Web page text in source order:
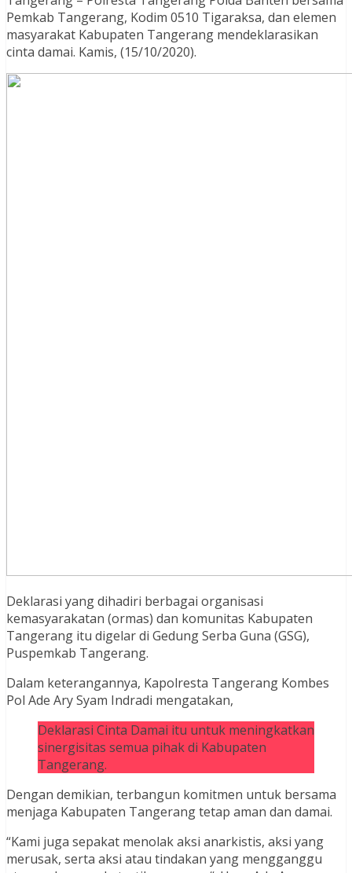
Pemkab Tangerang, Kodim 0510 Tigaraksa, dan elemen
masyarakat Kabupaten Tangerang mendeklarasikan
cinta damai. Kamis, (15/10/2020).
Deklarasi yang dihadiri berbagai organisasi
kemasyarakatan (ormas) dan komunitas Kabupaten
Tangerang itu digelar di Gedung Serba Guna (GSG),
Puspemkab Tangerang.
Dalam keterangannya, Kapolresta Tangerang Kombes
Pol Ade Ary Syam Indradi mengatakan,
Deklarasi Cinta Damai itu untuk meningkatkan
sinergisitas semua pihak di Kabupaten
Tangerang.
Dengan demikian, terbangun komitmen untuk bersama
menjaga Kabupaten Tangerang tetap aman dan damai.
“Kami juga sepakat menolak aksi anarkistis, aksi yang
merusak, serta aksi atau tindakan yang mengganggu